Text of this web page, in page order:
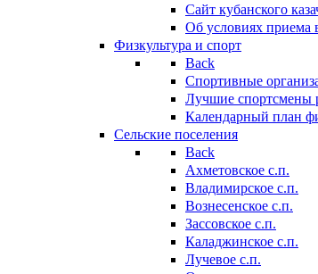
Cайт кубанского
Об условиях приема
Физкультура и спорт
Back
Спортивные
Лучшие спортсмены
Календарный план
Сельские поселения
Back
Ахметовское с.п.
Владимирское с.п.
Вознесенское с.п.
Зассовское с.п.
Каладжинское с.п.
Лучевое с.п.